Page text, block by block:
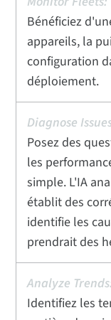
Bénéficiez
appareils, la
configuration
déploiement.
Posez des
les
simple. L'IA
établit des
identifie les
prendrait des
Identifiez les